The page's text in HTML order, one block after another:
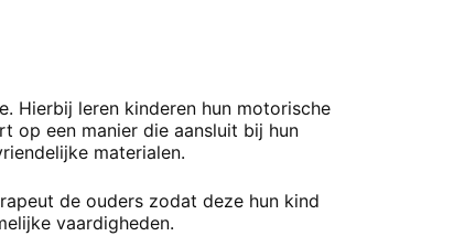
Hierbij leren kinderen hun motorische
op een manier die aansluit bij hun
materialen.
de ouders zodat deze hun kind
vaardigheden.